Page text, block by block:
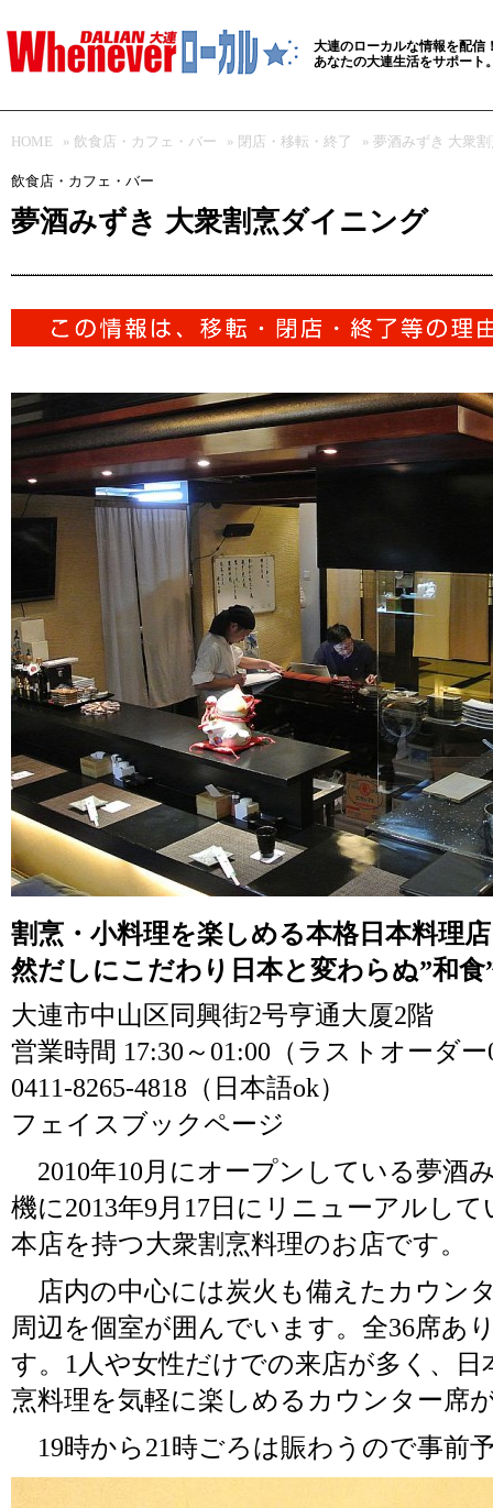
大連のローカルな情報を配信
あなたの大連生活をサポート
HOME » 飲食店・カフェ・バー » 閉店・移転・終了 » 夢酒みずき 大衆
飲食店・カフェ・バー
夢酒みずき 大衆割烹ダイニング
割烹・小料理を楽しめる本格日本料理
然だしにこだわり日本と変わらぬ”和
大連市中山区同興街2号亨通大厦2階
営業時間 17:30～01:00（ラストオーダー
0411-8265-4818（日本語ok）
フェイスブックページ
2010年10月にオープンしている夢酒
機に2013年9月17日にリニューアルし
本店を持つ大衆割烹料理のお店です。
店内の中心には炭火も備えたカウン
周辺を個室が囲んでいます。全36席あ
す。1人や女性だけでの来店が多く、日
烹料理を気軽に楽しめるカウンター席
19時から21時ごろは賑わうので事前